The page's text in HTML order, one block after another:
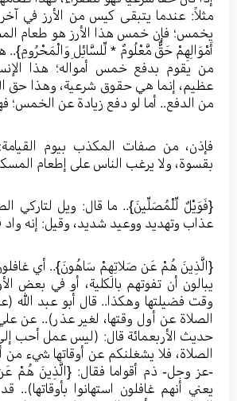
مثلاً: عندما يتبقى كيس من الأرز في آخر
يخمس؛ فإن خمس هذا الأرز هو طعام
أَمْوَالِهِمْ حَقٌّ مَّعْلُومٌ * لِّلسَّائِلِ وَالْمَحْرُومِ}..
من يقوم بدفع خمس أمواله؛ هذا
عظيم، إنما هي حقوق شرعية، وهذا حق
من الدفع.. أما لو دفع زيادة عن الخمس؛
فإذن، من صفات المكذب بيوم القيامة:
بقسوة، ولا يرغب الناس على إطعام
{فَوَيْلٌ لِّلْمُصَلِّينَ}.. ما قال: ويل لتاركي
عذاب وتهديد ووعيد شديد، وقيل‏:‏ إنه
{الَّذِينَ هُمْ عَن صَلاتِهِمْ سَاهُونَ}.. أي غافلون
يبالون أن تفوتهم بالكلية، أو في بعض
وقت فضيلتها وهكذا.. قال أبو عبد الله
الصلاة عن أول وقتها، لغير عذر).. عن
حديث الأربعمائة قال: (ليس عمل أحب
الصلاة، فلا يشغلنكم عن أوقاتها شيء من
-عز وجل- ذم أقواما فقال: {الَّذِينَ هُمْ
يعني أنهم غافلون استهانوا بأوقاتها)..